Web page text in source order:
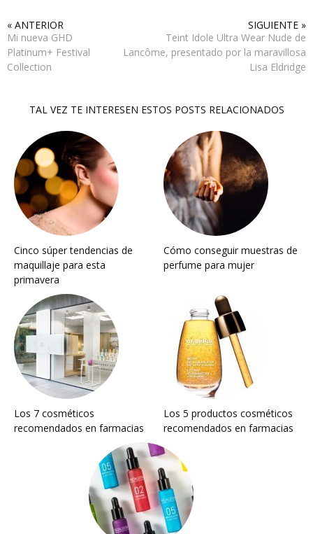
« ANTERIOR
Mi nueva GHD
Platinum+ Festival
Collection
SIGUIENTE »
Teint Idole Ultra Wear Nude de
Lancôme, presentado por la maravillosa
Lisa Eldridge
TAL VEZ TE INTERESEN ESTOS POSTS RELACIONADOS
Cinco súper tendencias de
maquillaje para esta
primavera
Cómo conseguir muestras de
perfume para mujer
Los 7 cosméticos
recomendados en farmacias
Los 5 productos cosméticos
recomendados en farmacias